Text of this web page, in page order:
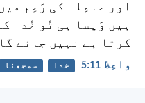
اور حامِلہ کی رَحِم
ہیں وَیسا ہی تُو خُدا
کرتا ہے نہیں جانے
واعِظ 11:‏5 خدا سمجھنا